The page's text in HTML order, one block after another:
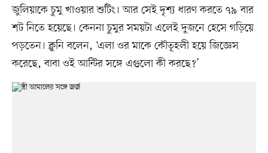
জুলিয়াকে চুমু খাওয়ার শুটিং। আর সেই দৃশ্য ধারণ করতে ৭৯ বার
শট নিতে হয়েছে। কেননা চুমুর সময়টা এলেই দুজনে হেসে গড়িয়ে
পড়তেন। ক্লুনি বলেন, ‘এলা ওর মাকে কৌতূহলী হয়ে জিজ্ঞেস
করেছে, বাবা ওই আন্টির সঙ্গে এগুলো কী করছে?’